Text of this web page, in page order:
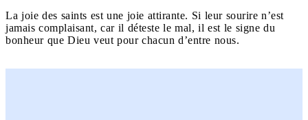
La joie des saints est une joie attirante. Si leur sourire n’est
jamais complaisant, car il déteste le mal, il est le signe du
bonheur que Dieu veut pour chacun d’entre nous.